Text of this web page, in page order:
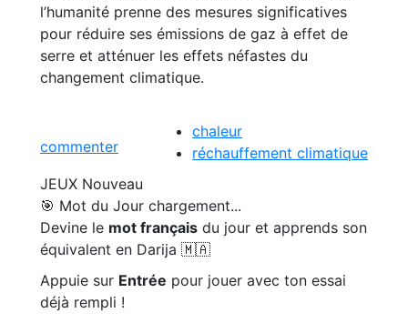
l’humanité prenne des mesures significatives
pour réduire ses émissions de gaz à effet de
serre et atténuer les effets néfastes du
changement climatique.
commenter
chaleur
réchauffement climatique
JEUX Nouveau
🎯 Mot du Jour chargement...
Devine le mot français du jour et apprends son
équivalent en Darija 🇲🇦
Appuie sur Entrée pour jouer avec ton essai
déjà rempli !